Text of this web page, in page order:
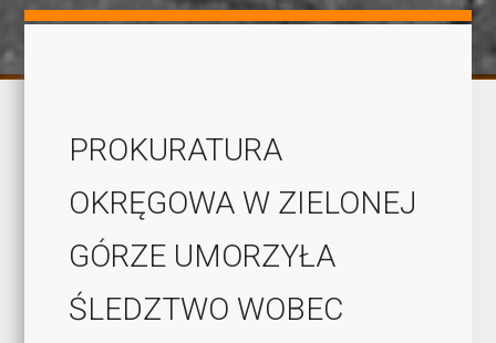
PROKURATURA
OKRĘGOWA W ZIELONEJ
GÓRZE UMORZYŁA
ŚLEDZTWO WOBEC